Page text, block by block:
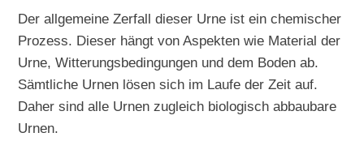
Der allgemeine Zerfall dieser Urne ist ein chemischer
Prozess. Dieser hängt von Aspekten wie Material der
Urne, Witterungsbedingungen und dem Boden ab.
Sämtliche Urnen lösen sich im Laufe der Zeit auf.
Daher sind alle Urnen zugleich biologisch abbaubare
Urnen.